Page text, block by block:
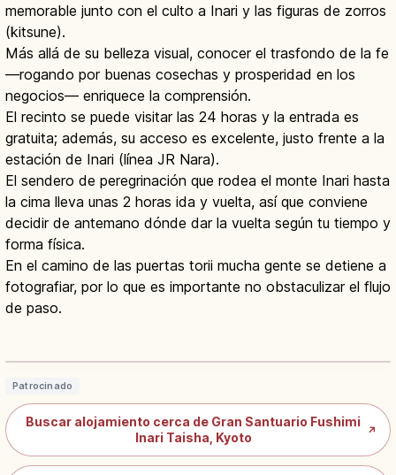
memorable junto con el culto a Inari y las figuras de zorros
(kitsune).
Más allá de su belleza visual, conocer el trasfondo de la fe
—rogando por buenas cosechas y prosperidad en los
negocios— enriquece la comprensión.
El recinto se puede visitar las 24 horas y la entrada es
gratuita; además, su acceso es excelente, justo frente a la
estación de Inari (línea JR Nara).
El sendero de peregrinación que rodea el monte Inari hasta
la cima lleva unas 2 horas ida y vuelta, así que conviene
decidir de antemano dónde dar la vuelta según tu tiempo y
forma física.
En el camino de las puertas torii mucha gente se detiene a
fotografiar, por lo que es importante no obstaculizar el flujo
de paso.
Fushimi Inari Taisha en Kioto: Senbon
Patrocinado
Buscar alojamiento cerca de Gran Santuario Fushimi
Inari Taisha, Kyoto
↗